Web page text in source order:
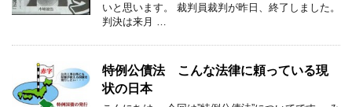
いと思います。 裁判員裁判が昨日、終了しました。
判決は来月 …
特例公債法 こんな法律に頼っている現
状の日本